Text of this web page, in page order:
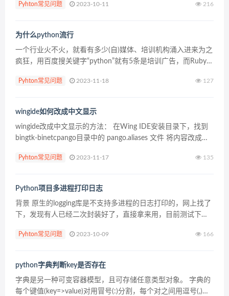
python3，最上...
Pyhton常见问题 2023-10-11 216
为什么python流行
一个行业火不火，就看有多少(自)媒体、培训机构涌入进来为之
疯狂，用百度搜关键字“python”就有5条是培训广告，而Ruby、
做。我最早接触 Python ...
Pyhton常见问题 2023-11-18 127
wingide如何改成中文显示
wingide改成中文显示的方法： 在Wing IDE安装目录下，找到
bingtk-binetcpango目录中的 pango.aliases 文件 将内容改成：
Pyhton常见问题 2023-11-17 135
Python项目多进程打印日志
背景 原生的logging库是不支持多进程的日志打印的，网上找了
下，发现有人已经二次封装好了，直接拿来用，目前测试下来
https://github.com/wand...
Pyhton常见问题 2023-10-09 166
python字典判断key是否存在
字典是另一种可变容器模型，且可存储任意类型对象。 字典的
每个键值(key=>value)对用冒号(:)分割，每个对之间用逗号(,)分